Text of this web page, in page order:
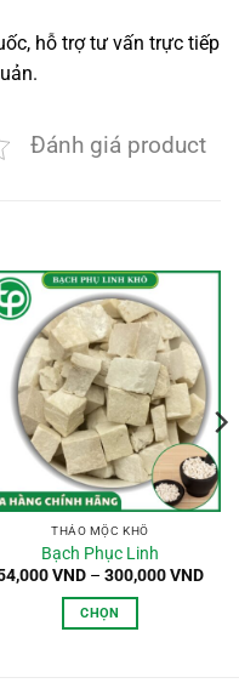
hỗ trợ tư vấn trực tiếp
Đánh giá product
VND
THẢO MỘC KHÔ
Bạch Phục Linh
VND – 300,000VND
CHỌN